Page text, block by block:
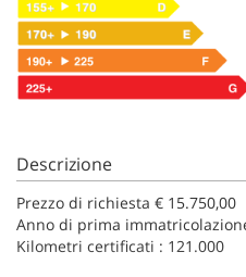
Descrizione
Prezzo di richiesta € 15.750,00
Anno di prima
Kilometri certificati : 121.000